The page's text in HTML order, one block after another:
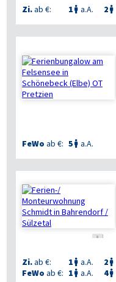
Zi.ab €: 1  a.A. 2 
FeWo ab €: 5  a.A.

Zi.ab €: 1  a.A. 2 
FeWo ab €: 1  a.A. 4